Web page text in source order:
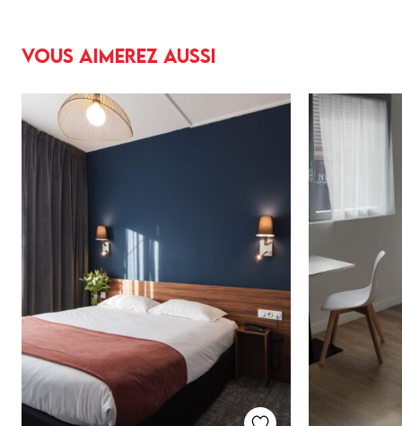
Vous aimerez aussi